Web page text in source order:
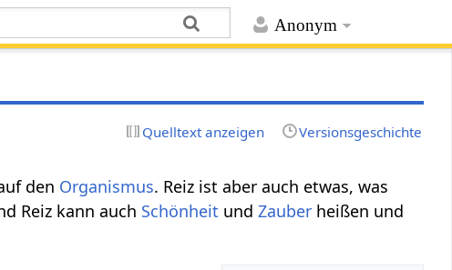
Anonym
Quelltext anzeigen Versionsgeschichte
den Organismus. Reiz ist aber auch etwas, was
Reiz kann auch Schönheit undZauber heißen und